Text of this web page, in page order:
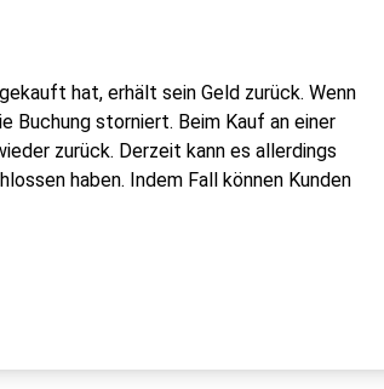
hat, erhält sein Geld zurück. Wenn
Buchung storniert. Beim Kauf an einer
zurück. Derzeit kann es allerdings
haben. Indem Fall können Kunden